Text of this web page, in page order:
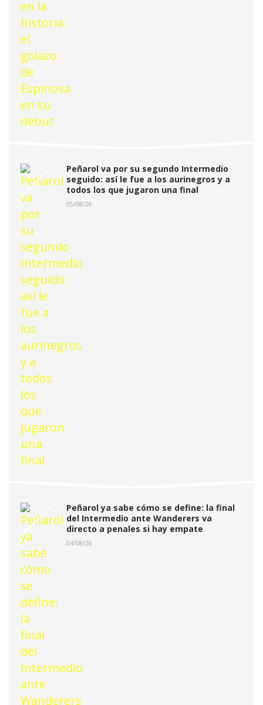
Peñarol va por su segundo Intermedio
seguido: así le fue a los aurinegros y a
todos los que jugaron una final
05/08/26
Peñarol ya sabe cómo se define: la final
del Intermedio ante Wanderers va
directo a penales si hay empate
04/08/26